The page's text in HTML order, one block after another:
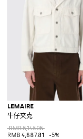
LEMAIRE
牛仔夹克
RMB 5,145.05
RMB 4,887.81
-5%